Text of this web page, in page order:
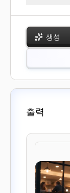
생성
출력